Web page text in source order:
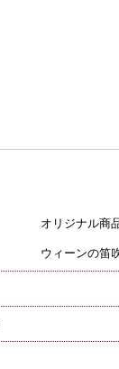
オリジナル商
ウィーンの笛